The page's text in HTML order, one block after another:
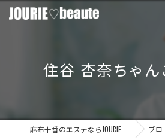
住谷 杏奈ちゃ
ブログ